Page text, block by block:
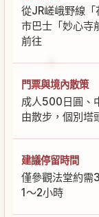
從JR嵯峨野線
市巴士「妙心寺
前往
門票與境內散策
成人500日圓、
由散步，個別塔
建議停留時間
僅參觀法堂約需
1～2小時